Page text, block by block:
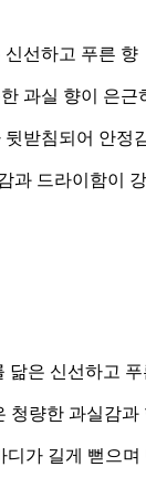
신선하고 푸른 향
과실 향이 은근
받침되어 안정
과 드라이함이
닮은 신선하고
청량한 과실감
디가 길게 뻗으